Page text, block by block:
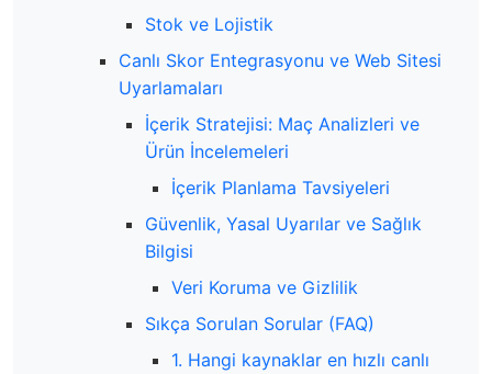
Stok ve Lojistik
Canlı Skor Entegrasyonu ve Web Sitesi
Uyarlamaları
İçerik Stratejisi: Maç Analizleri ve
Ürün İncelemeleri
İçerik Planlama Tavsiyeleri
Güvenlik, Yasal Uyarılar ve Sağlık
Bilgisi
Veri Koruma ve Gizlilik
Sıkça Sorulan Sorular (FAQ)
1. Hangi kaynaklar en hızlı canlı